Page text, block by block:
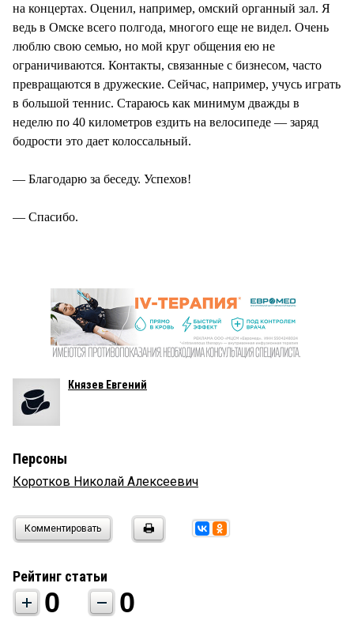
на концертах. Оценил, например, омский органный зал. Я
ведь в Омске всего полгода, многого еще не видел. Очень
люблю свою семью, но мой круг общения ею не
ограничиваются. Контакты, связанные с бизнесом, часто
превращаются в дружеские. Сейчас, например, учусь играть
в большой теннис. Стараюсь как минимум дважды в
неделю по 40 километров ездить на велосипеде — заряд
бодрости это дает колоссальный.
— Благодарю за беседу. Успехов!
— Спасибо.
Князев Евгений
Персоны
Коротков Николай Алексеевич
Комментировать
Рейтинг статьи
0 0